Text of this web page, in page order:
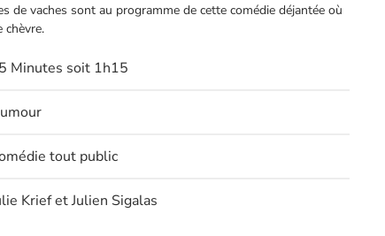
de vaches sont au programme de cette comédie déjantée où
chèvre.
Minutes soit 1h15
tout public
Krief et Julien Sigalas